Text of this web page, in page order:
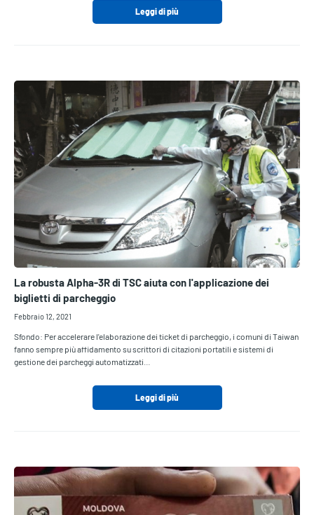
Leggi di più
La robusta Alpha-3R di TSC aiuta con l'applicazione dei
biglietti di parcheggio
Febbraio 12, 2021
Sfondo: Per accelerare l'elaborazione dei ticket di parcheggio, i comuni di Taiwan
fanno sempre più affidamento su scrittori di citazioni portatili e sistemi di
gestione dei parcheggi automatizzati…
Leggi di più